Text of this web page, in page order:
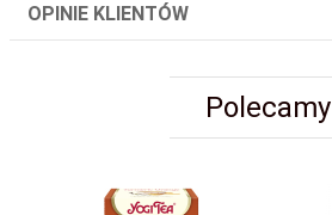
OPINIE KLIENTÓW
Polecamy